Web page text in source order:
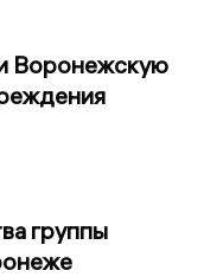
Воронежскую
группы